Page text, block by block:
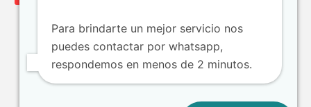
Copyright © 2025 Los Montacargas RTE
Para brindarte un mejor servicio nos
puedes contactar por whatsapp,
respondemos en menos de 2 minutos.